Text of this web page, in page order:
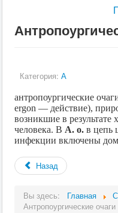
Категория: А
антропоургические
ergon — действие),
возникшие в результате
человека. В А. о. в цепь
инфекции включены
Назад
Вы здесь: Главная
Антропоургические очаги